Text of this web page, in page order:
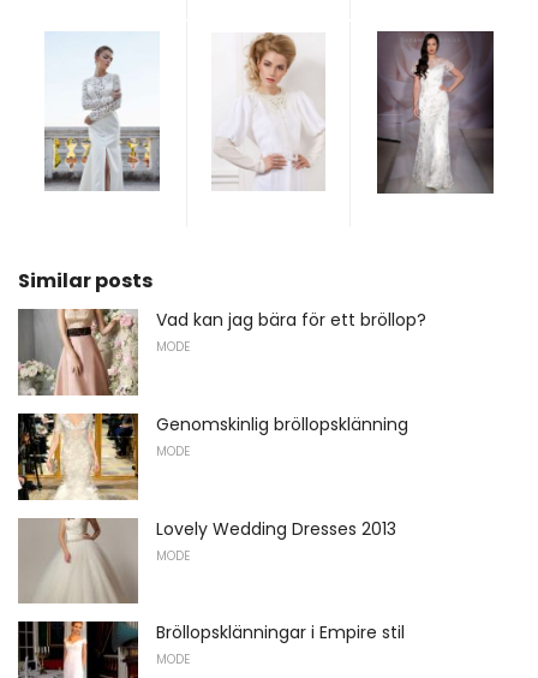
Similar posts
Vad kan jag bära för ett bröllop?
MODE
Genomskinlig bröllopsklänning
MODE
Lovely Wedding Dresses 2013
MODE
Bröllopsklänningar i Empire stil
MODE